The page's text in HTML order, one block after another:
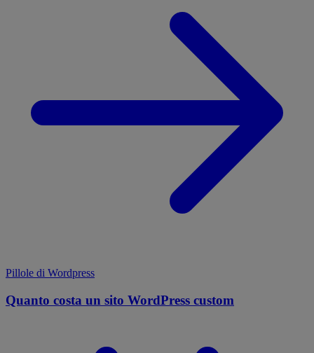
Pillole di Wordpress
Quanto costa un sito WordPress custom